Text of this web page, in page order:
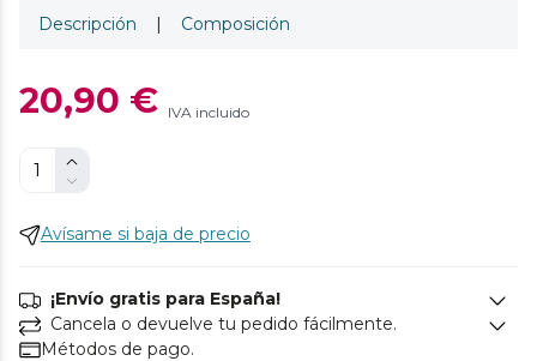
Descripción | Composición
20,90 € IVA incluido
Avísame si baja de precio
¡Envío gratis para España!
Cancela o devuelve tu pedido fácilmente.
Métodos de pago.